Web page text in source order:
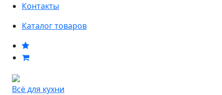
Контакты
Каталог товаров
Всё для кухни